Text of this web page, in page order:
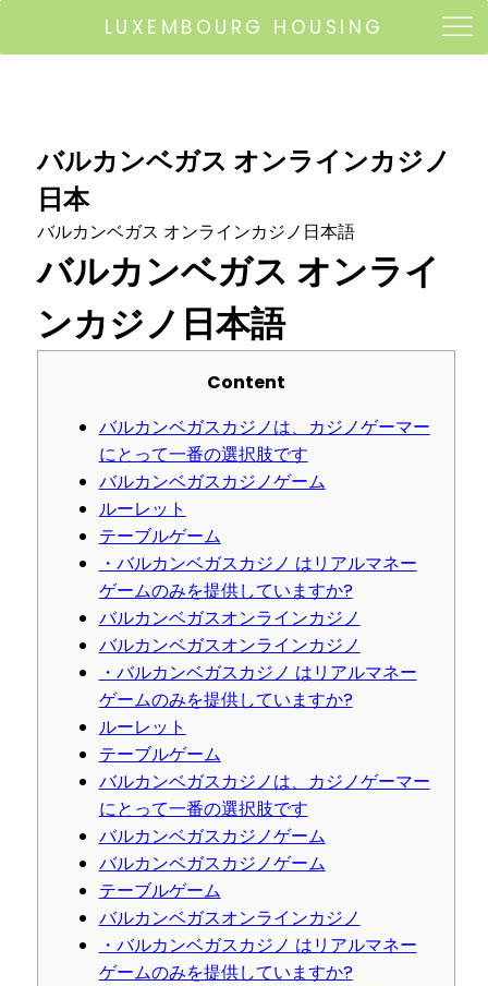
LUXEMBOURG HOUSING
バルカンベガス オンラインカジノ
日本
バルカンベガス オンラインカジノ日本語
バルカンベガス オンライ
ンカジノ日本語
Content
バルカンベガスカジノは、カジノゲーマー
にとって一番の選択肢です
バルカンベガスカジノゲーム
ルーレット
テーブルゲーム
・バルカンベガスカジノ はリアルマネー
ゲームのみを提供していますか?
バルカンベガスオンラインカジノ
バルカンベガスオンラインカジノ
・バルカンベガスカジノ はリアルマネー
ゲームのみを提供していますか?
ルーレット
テーブルゲーム
バルカンベガスカジノは、カジノゲーマー
にとって一番の選択肢です
バルカンベガスカジノゲーム
バルカンベガスカジノゲーム
テーブルゲーム
バルカンベガスオンラインカジノ
・バルカンベガスカジノ はリアルマネー
ゲームのみを提供していますか?